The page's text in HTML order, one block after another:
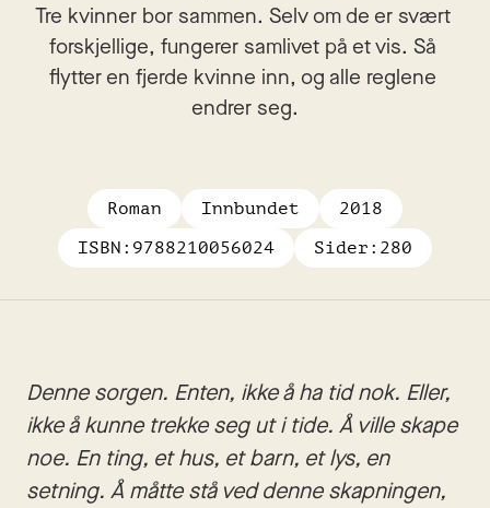
Tre kvinner bor sammen. Selv om de er svært
forskjellige, fungerer samlivet på et vis. Så
flytter en fjerde kvinne inn, og alle reglene
endrer seg.
Roman Innbundet
2018
ISBN: 9788210056024 Sider: 280
Denne sorgen. Enten, ikke å ha tid nok. Eller,
ikke å kunne trekke seg ut i tide. Å ville skape
noe. En ting, et hus, et barn, et lys, en
setning. Å måtte stå ved denne skapningen,